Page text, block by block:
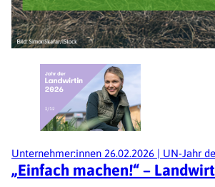
Unternehmer:innen 26.02.2026 | UN-Jahr
„Einfach machen!“ –